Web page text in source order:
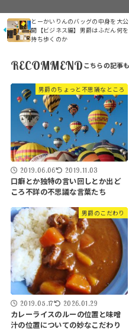
とーかいりんのバッグの中身を大公
開【ビジネス編】男爵はふだん何を
持ち歩くのか
RECOMMEND
男爵のちょっと不思議なところ
2019.06.06 2019.11.03
口癖とか独特の言い回しとか出ど
ころ不詳の不思議な言葉たち
男爵のこだわり
2019.05.17 2026.01.29
カレーライスのルーの位置と味噌
汁の位置についての妙なこだわり